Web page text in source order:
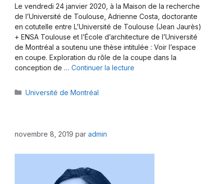
Le vendredi 24 janvier 2020, à la Maison de la recherche
de l’Université de Toulouse, Adrienne Costa, doctorante
en cotutelle entre L’Université de Toulouse (Jean Jaurès)
+ ENSA Toulouse et l’École d’architecture de l’Université
de Montréal a soutenu une thèse intitulée : Voir l’espace
en coupe. Exploration du rôle de la coupe dans la
conception de … Continuer la lecture
Catégories
Université de Montréal
novembre 8, 2019 par admin